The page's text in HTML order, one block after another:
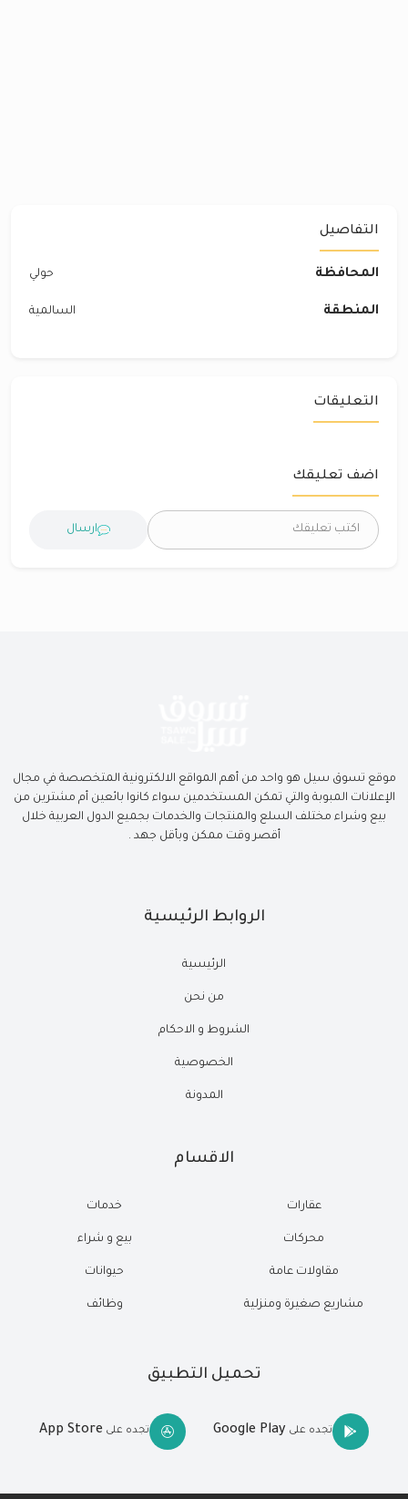
التفاصيل
المحافظة حولي
المنطقة السالمية
التعليقات
اضف تعليقك
ارسال
موقع تسوق سيل هو واحد من أهم المواقع الالكترونية المتخصصة في مجال
الإعلانات المبوبة والتي تمكن المستخدمين سواء كانوا بائعين أم مشترين من
بيع وشراء مختلف السلع والمنتجات والخدمات بجميع الدول العربية خلال
أقصر وقت ممكن وبأقل جهد .
الروابط الرئيسية
الرئيسية
من نحن
الشروط و الاحكام
الخصوصية
المدونة
الاقسام
عقارات
محركات
مقاولات عامة
مشاريع صغيرة ومنزلية
خدمات
بيع و شراء
حيوانات
وظائف
تحميل التطبيق
تجده على Google Play تجده على App Store